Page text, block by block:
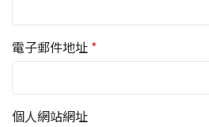
電子郵件地址 *
個人網站網址